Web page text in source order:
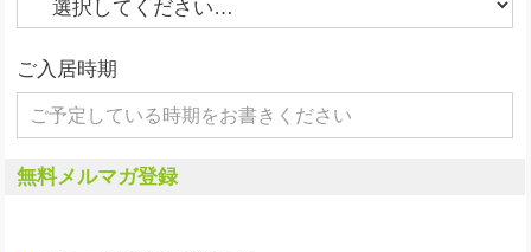
ご入居時期
無料メルマガ登録